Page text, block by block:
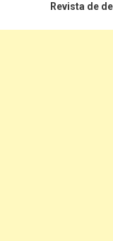
Revista de